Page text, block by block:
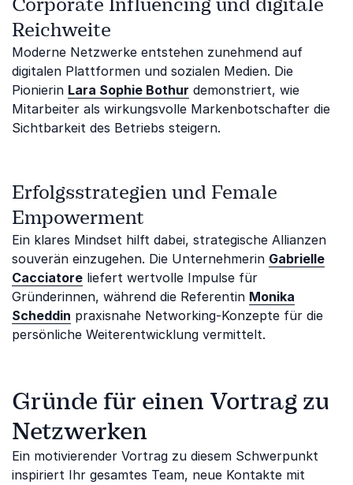
Corporate Influencing und digitale
Reichweite
Moderne Netzwerke entstehen zunehmend auf
digitalen Plattformen und sozialen Medien. Die
Pionierin Lara Sophie Bothur demonstriert, wie
Mitarbeiter als wirkungsvolle Markenbotschafter die
Sichtbarkeit des Betriebs steigern.
Erfolgsstrategien und Female
Empowerment
Ein klares Mindset hilft dabei, strategische Allianzen
souverän einzugehen. Die Unternehmerin Gabrielle
Cacciatore liefert wertvolle Impulse für
Gründerinnen, während die Referentin Monika
Scheddin praxisnahe Networking-Konzepte für die
persönliche Weiterentwicklung vermittelt.
Gründe für einen Vortrag zu
Netzwerken
Ein motivierender Vortrag zu diesem Schwerpunkt
inspiriert Ihr gesamtes Team, neue Kontakte mit